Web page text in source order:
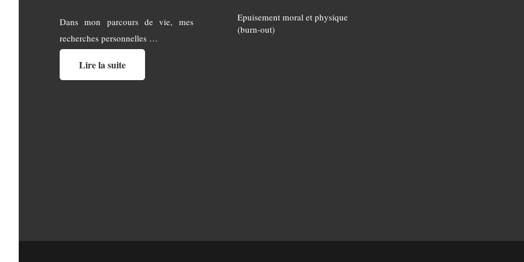
Dans mon parcours de vie, mes
recherches personnelles …
Lire la suite
Epuisement moral et physique
(burn-out)